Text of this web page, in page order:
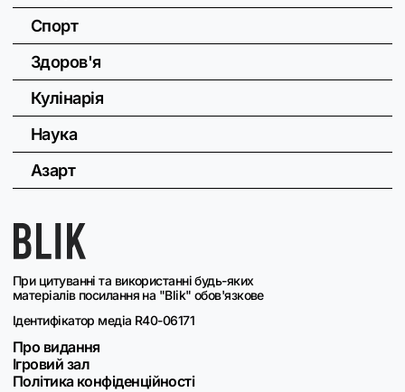
При цитуванні та використанні будь-яких
матеріалів посилання на "Blik" обов'язкове
Ідентифікатор медіа R40-06171
Про видання
Ігровий зал
Політика конфіденційності
Спорт
Здоров'я
Кулінарія
Наука
Азарт